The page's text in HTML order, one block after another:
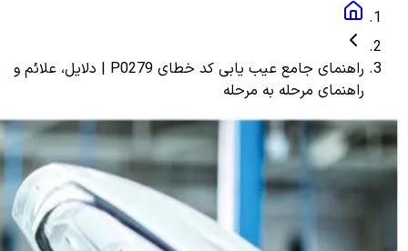
راهنمای جامع عیب یابی کد خطای P0279 | دلایل، علائم و
راهنمای مرحله به مرحله